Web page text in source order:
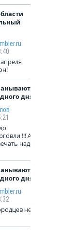
дня
!!! А
надо
дня
не